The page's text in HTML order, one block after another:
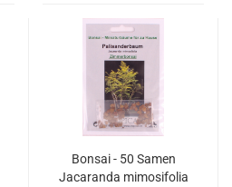
Bonsai - 50 Samen
Jacaranda mimosifolia